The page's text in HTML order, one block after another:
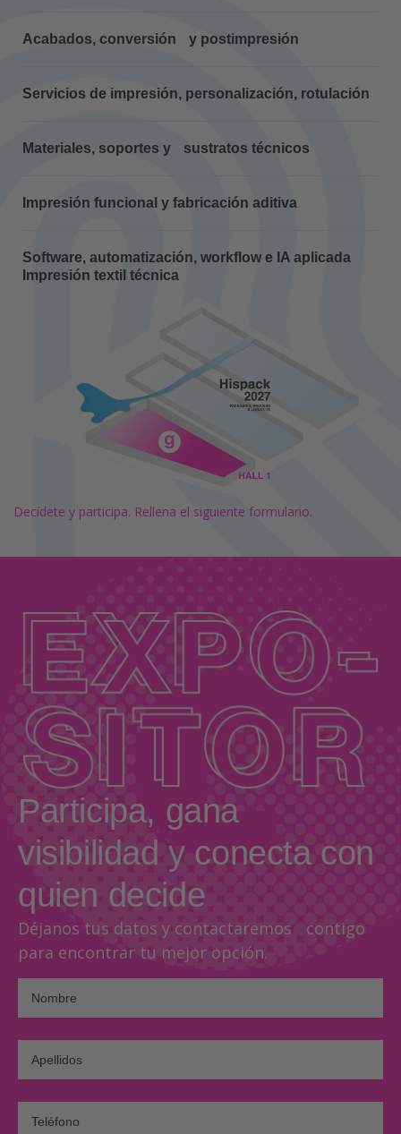
Acabados, conversión y postimpresión
Servicios de impresión, personalización, rotulación
Materiales, soportes y sustratos técnicos
Impresión funcional y fabricación aditiva
Software, automatización, workflow e IA aplicada
Impresión textil técnica
Decídete y participa. Rellena el siguiente formulario.
Participa, gana
visibilidad y conecta con
quien decide
Déjanos tus datos y contactaremos contigo
para encontrar tu mejor opción.